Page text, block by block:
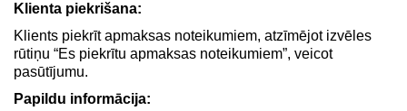
Klienta piekrišana:
Klients piekrīt apmaksas noteikumiem, atzīmējot izvēles
rūtiņu “Es piekrītu apmaksas noteikumiem”, veicot
pasūtījumu.
Papildu informācija: